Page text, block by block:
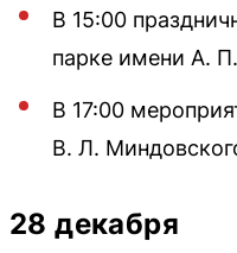
В 15:00
парке имени А.
В 17:00
В. Л.
28 декабря